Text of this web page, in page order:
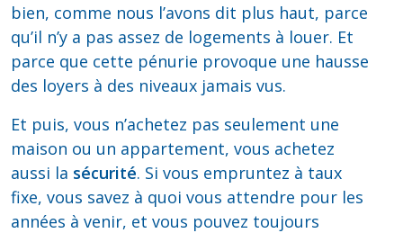
bien, comme nous l’avons dit plus haut, parce
qu’il n’y a pas assez de logements à louer. Et
parce que cette pénurie provoque une hausse
des loyers à des niveaux jamais vus.
Et puis, vous n’achetez pas seulement une
maison ou un appartement, vous achetez
aussi la sécurité. Si vous empruntez à taux
fixe, vous savez à quoi vous attendre pour les
années à venir, et vous pouvez toujours